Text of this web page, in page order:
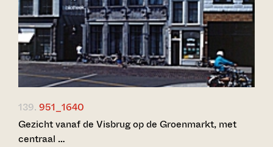
139. 951_1640
Gezicht vanaf de Visbrug op de Groenmarkt, met
centraal …